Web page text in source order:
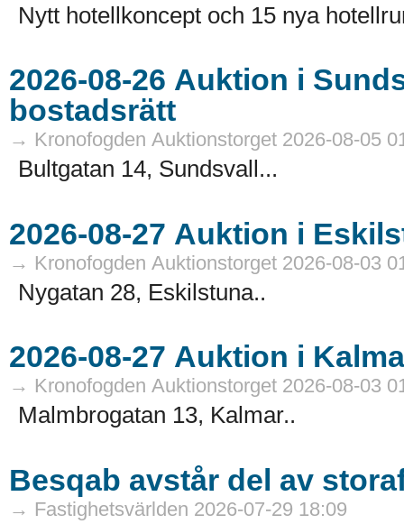
Nytt hotellkoncept och 15 nya
2026-08-26 Auktion i Sundsvall - Fastigheter och
bostadsrätt
→ Kronofogden Auktionstorget 2026-08-05
Bultgatan 14, Sundsvall...
→ Kronofogden Auktionstorget 2026-08-03
Nygatan 28, Eskilstuna..
→ Kronofogden Auktionstorget 2026-08-03
Malmbrogatan 13, Kalmar..
Besqab avstår del av
→ Fastighetsvärlden 2026-07-29 18:09